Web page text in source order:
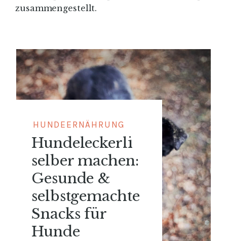
zusammengestellt.
HUNDEERNÄHRUNG
Hundeleckerli
selber machen:
Gesunde &
selbstgemachte
Snacks für
Hunde